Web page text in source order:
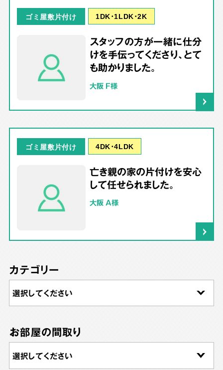
ゴミ屋敷片付け 1DK･1LDK･2K
スタッフの方が一緒に仕分
けを手伝ってくださり、とて
も助かりました。
大阪 F様
ゴミ屋敷片付け 4DK･4LDK
亡き親の家の片付けを安心
して任せられました。
大阪 A様
カテゴリー
お部屋の間取り